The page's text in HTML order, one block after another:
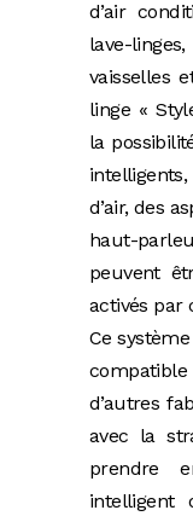
d’air
lave-
vaisselles
linge «
la
d’air, des
haut-
peuvent
activés par
Ce
compatible
d’autres
avec la
prendre
intelligent